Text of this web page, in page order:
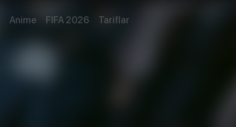
Anime FIFA 2026 Tariflar